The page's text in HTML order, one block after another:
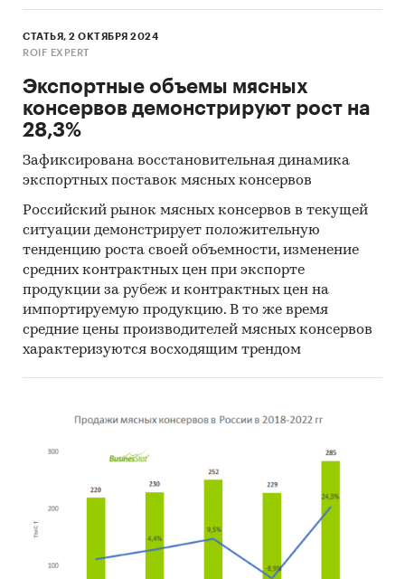
СТАТЬЯ, 2 ОКТЯБРЯ 2024
ROIF EXPERT
Экспортные объемы мясных
консервов демонстрируют рост на
28,3%
Зафиксирована восстановительная динамика
экспортных поставок мясных консервов
Российский рынок мясных консервов в текущей
ситуации демонстрирует положительную
тенденцию роста своей объемности, изменение
средних контрактных цен при экспорте
продукции за рубеж и контрактных цен на
импортируемую продукцию. В то же время
средние цены производителей мясных консервов
характеризуются восходящим трендом